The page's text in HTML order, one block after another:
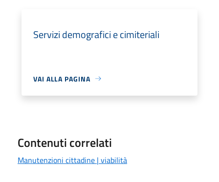
Servizi demografici e cimiteriali
VAI ALLA PAGINA
Contenuti correlati
Manutenzioni cittadine | viabilità